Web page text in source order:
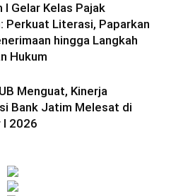
I Gelar Kelas Pajak
Perkuat Literasi, Paparkan
hingga Langkah
Hukum
Menguat, Kinerja
Bank Jatim Melesat di
2026